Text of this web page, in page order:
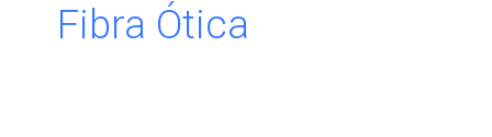
Fibra Ótica